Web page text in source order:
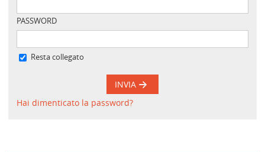
PASSWORD
Resta collegato
INVIA
Hai dimenticato la password?